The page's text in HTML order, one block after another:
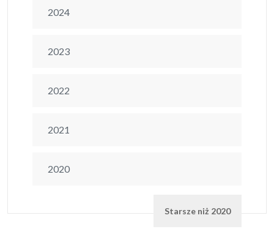
2024
2023
2022
2021
2020
Starsze niż 2020